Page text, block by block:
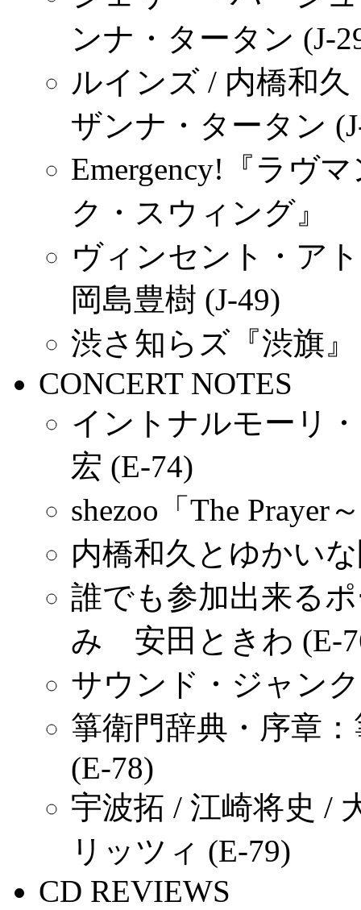
ンナ・タータン (J-
ルインズ / 内橋和
ザンナ・タータン
Emergency!『ラヴ
ク・スウィング』
ヴィンセント・ア
岡島豊樹 (J-49)
渋さ知らズ『渋旗
CONCERT NOTES
イントナルモーリ
宏 (E-74)
shezoo「The
内橋和久とゆかい
誰でも参加出来る
み 安田ときわ (E-
サウンド・ジャン
箏衛門辞典・序章
(E-78)
宇波拓 / 江崎将史 /
リッツィ (E-79)
CD REVIEWS